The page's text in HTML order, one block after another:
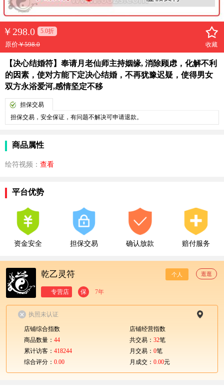
￥ 298.0 5.0折
原价￥598.0 收藏
【决心结婚符】奉请月老仙师主持姻缘, 消除顾虑，化解不利
的因素，使对方能下定决心结婚，不再犹豫迟疑，使得男女
双方永浴爱河,感情坚定不移
担保交易
担保交易，安全保证，有问题不解决可申请退款。
商品属性
绘符视频： 查看
平台优势
资金安全 担保交易 确认放款 赔付服务
乾乙灵符 个人 逛逛
专营店 保 7年
执照未认证
店铺综合指数
商品数量： 44
累计访客： 418244
综合评分： 0.00
店铺经营指数
共交易： 32笔
月交易： 0笔
月成交： 0.00元